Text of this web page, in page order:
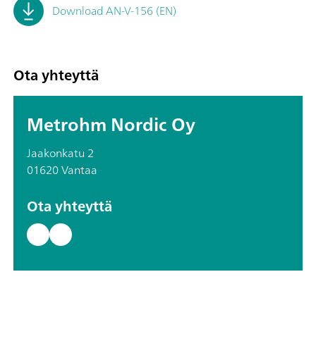
Download AN-V-156 (EN)
Ota yhteyttä
Metrohm Nordic Oy
Jaakonkatu 2
01620 Vantaa
Ota yhteyttä